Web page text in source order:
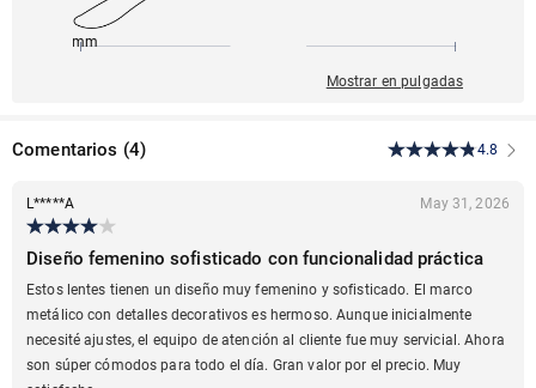
143mm
Mostrar en pulgadas
Comentarios (4) 4.8
L*****A May 31, 2026
Diseño femenino sofisticado con funcionalidad práctica
Estos lentes tienen un diseño muy femenino y sofisticado. El marco
metálico con detalles decorativos es hermoso. Aunque inicialmente
necesité ajustes, el equipo de atención al cliente fue muy servicial. Ahora
son súper cómodos para todo el día. Gran valor por el precio. Muy